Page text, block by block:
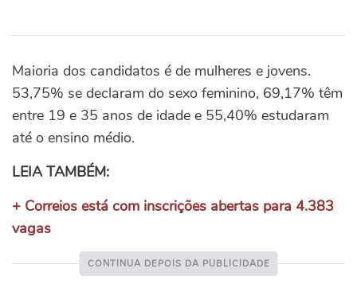
Maioria dos candidatos é de mulheres e jovens.
53,75% se declaram do sexo feminino, 69,17% têm
entre 19 e 35 anos de idade e 55,40% estudaram
até o ensino médio.
LEIA TAMBÉM:
+ Correios está com inscrições abertas para 4.383
vagas